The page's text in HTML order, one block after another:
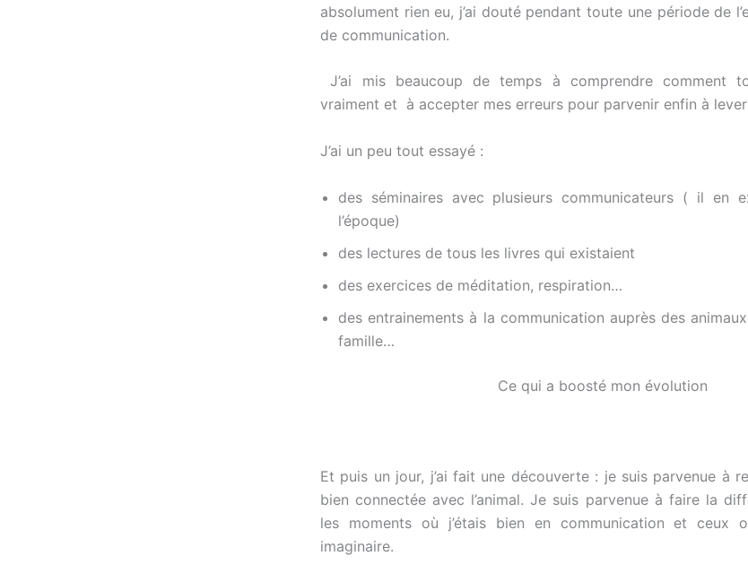
absolument rien eu, j’ai douté pendant toute une période de
de communication.
J’ai mis beaucoup de temps à comprendre comment
vraiment et à accepter mes erreurs pour parvenir enfin à
J’ai un peu tout essayé :
des séminaires avec plusieurs communicateurs ( il en
l’époque)
des lectures de tous les livres qui existaient
des exercices de méditation, respiration…
des entrainements à la communication auprès des
famille…
Ce qui a boosté mon évolution
Et puis un jour, j’ai fait une découverte : je suis parvenue à
bien connectée avec l’animal. Je suis parvenue à faire la
les moments où j’étais bien en communication et ceux
imaginaire.